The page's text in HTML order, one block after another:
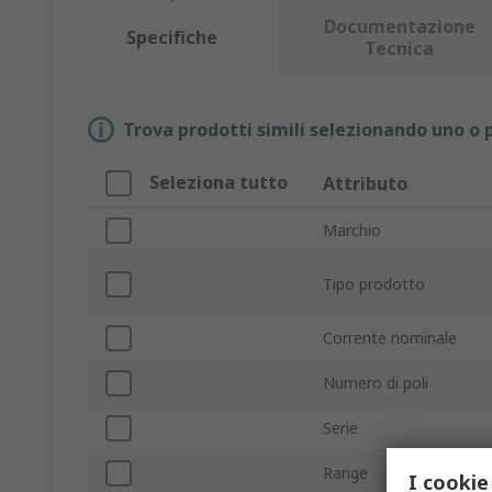
Specifiche
Documentazione
Tecnica
Trova prodotti simili selezionando uno
Seleziona tutto Attributo
Marchio
Tipo prodotto
Corrente nominale
Numero di poli
Serie
Range I